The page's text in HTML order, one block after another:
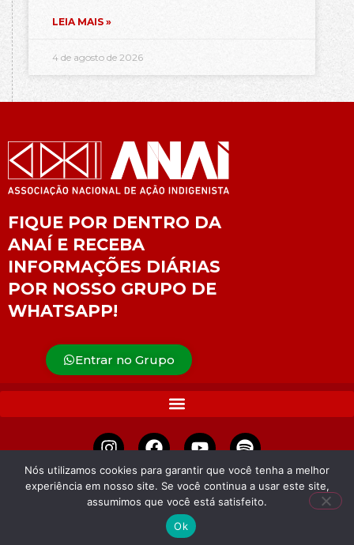
LEIA MAIS »
4 de agosto de 2026
FIQUE POR DENTRO DA
ANAÍ E RECEBA
INFORMAÇÕES DIÁRIAS
POR NOSSO GRUPO DE
WHATSAPP!
Entrar no Grupo
APOIE
Nós utilizamos cookies para garantir que você tenha a melhor
experiência em nosso site. Se você continua a usar este site,
assumimos que você está satisfeito.
Ok